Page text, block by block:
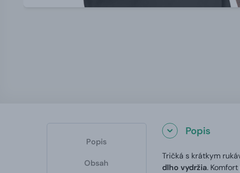
Popis
Obsah
Popis
Tričká s krátkym
dlho vydržia.